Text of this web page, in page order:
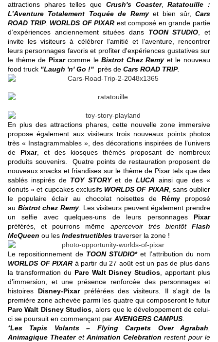
attractions phares telles que Crush's Coaster,
Ratatouille :
L’Aventure Totalement Toquée de Remyet bien sûr, Cars
ROAD TRIP. WORLDS OF PIXAR est composé en grande partie
d’expériences anciennement situées dans TOON STUDIO , et
invite les visiteurs à célébrer l'amitié et l’aventure, rencontrer
leurs personnages favoris et profiter d'expériences gustatives sur
le thème de Pixarcomme leBistrot Chez Remyet le nouveau
food truck "Laugh 'n' Go !" près de Cars ROAD TRIP.
En plus des attractions phares, cette nouvelle zone immersive
propose également aux visiteurs trois nouveaux points photos
très « Instagrammables », des décorations inspirées de l’univers
de Pixar, et des kiosques thèmés proposant de nombreux
produits souvenirs. Quatre points de restauration proposent de
nouveaux snacks et friandises sur le thème de Pixar tels que des
sablés inspirés de TOY STORYet de LUCA ainsi que des «
donuts » et cupcakes exclusifs WORLDS OF PIXAR, sans oublier
le populaire éclair au chocolat noisettes de Rémy proposé
au Bistrot chez Remy. Les visiteurs peuvent également prendre
un selfie avec quelques-uns de leurs personnages Pixar
préférés, et pourrons même apercevoir très bientôtFlash
McQueen ou les Indestructibles traverser la zone !
Le repositionnement de TOON STUDIO*et l’attribution du nom
WORLDS OF PIXAR à partir du 27 août est un pas de plus dans
la transformation du Parc Walt Disney Studios , apportant plus
d’immersion, et une présence renforcée des personnages et
histoires Disney-Pixarpréférées des visiteurs. Il s'agit de la
première zone achevée parmi les quatre qui composeront le futur
Parc Walt Disney Studios , alors que le développement de celui-
ci se poursuit en commençant par AVENGERS CAMPUS
*Les Tapis Volants – Flying Carpets Over Agrabah
Animagique Theateret Animation Celebration restent pour le